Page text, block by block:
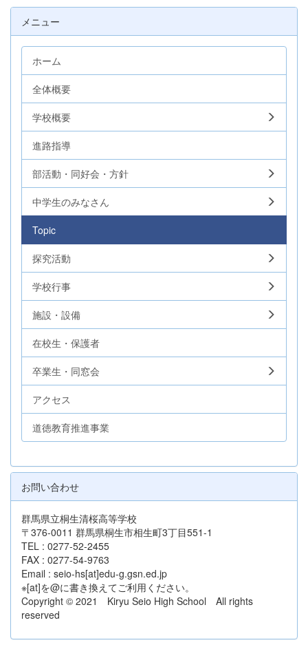
メニュー
ホーム
全体概要
学校概要
進路指導
部活動・同好会・方針
中学生のみなさん
Topic
探究活動
学校行事
施設・設備
在校生・保護者
卒業生・同窓会
アクセス
道徳教育推進事業
お問い合わせ
群馬県立桐生清桜高等学校
〒376-0011 群馬県桐生市相生町3丁目551-1
TEL : 0277-52-2455
FAX : 0277-54-9763
Email : seio-hs[at]edu-g.gsn.ed.jp
※[at]を@に書き換えてご利用ください。
Copyright © 2021 Kiryu Seio High School All rights
reserved